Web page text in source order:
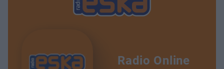
Radio Online